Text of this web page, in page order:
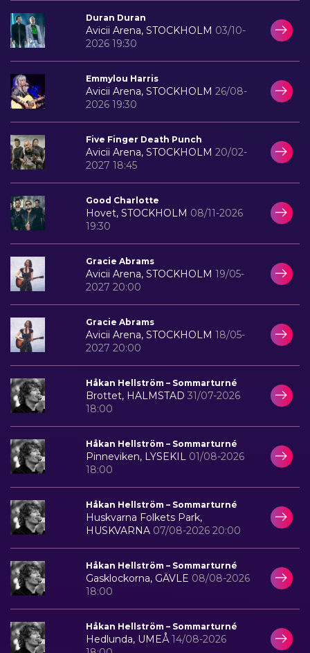
Duran Duran
Avicii Arena, STOCKHOLM 03/10-
2026 19:30
Emmylou Harris
Avicii Arena, STOCKHOLM 26/08-
2026 19:30
Five Finger Death Punch
Avicii Arena, STOCKHOLM 20/02-
2027 18:45
Good Charlotte
Hovet, STOCKHOLM 08/11-2026
19:30
Gracie Abrams
Avicii Arena, STOCKHOLM 19/05-
2027 20:00
Gracie Abrams
Avicii Arena, STOCKHOLM 18/05-
2027 20:00
Håkan Hellström – Sommarturné
Brottet, HALMSTAD 31/07-2026
18:00
Håkan Hellström – Sommarturné
Pinneviken, LYSEKIL 01/08-2026
18:00
Håkan Hellström – Sommarturné
Huskvarna Folkets Park,
HUSKVARNA 07/08-2026 20:00
Håkan Hellström – Sommarturné
Gasklockorna, GÄVLE 08/08-2026
18:00
Håkan Hellström – Sommarturné
Hedlunda, UMEÅ 14/08-2026